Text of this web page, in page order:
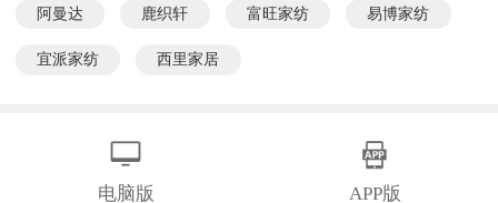
阿曼达 鹿织轩 富旺家纺 易博家纺
宜派家纺 西里家居
电脑版 APP版